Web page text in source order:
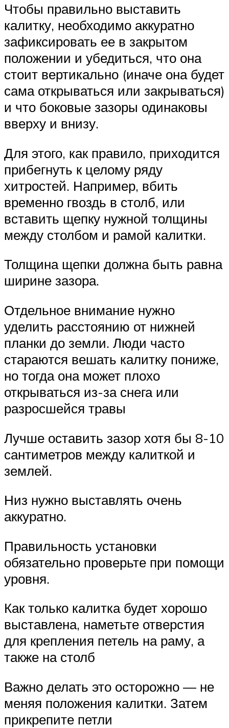
Чтобы правильно выставить
калитку, необходимо аккуратно
зафиксировать ее в закрытом
положении и убедиться, что она
стоит вертикально (иначе она будет
сама открываться или закрываться)
и что боковые зазоры одинаковы
вверху и внизу.
Для этого, как правило, приходится
прибегнуть к целому ряду
хитростей. Например, вбить
временно гвоздь в столб, или
вставить щепку нужной толщины
между столбом и рамой калитки.
Толщина щепки должна быть равна
ширине зазора.
Отдельное внимание нужно
уделить расстоянию от нижней
планки до земли. Люди часто
стараются вешать калитку пониже,
но тогда она может плохо
открываться из-за снега или
разросшейся травы
Лучше оставить зазор хотя бы 8-10
сантиметров между калиткой и
землей.
Низ нужно выставлять очень
аккуратно.
Правильность установки
обязательно проверьте при помощи
уровня.
Как только калитка будет хорошо
выставлена, наметьте отверстия
для крепления петель на раму, а
также на столб
Важно делать это осторожно — не
меняя положения калитки. Затем
прикрепите петли